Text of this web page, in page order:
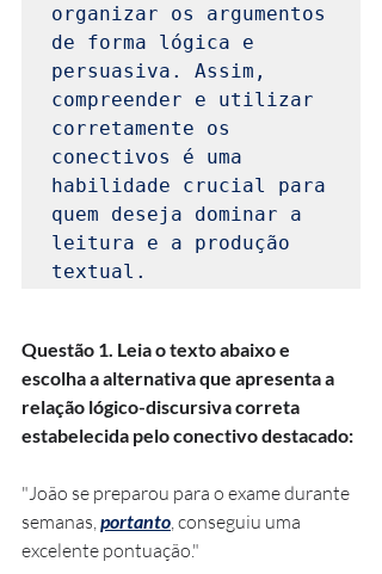
organizar os argumentos
de forma lógica e
persuasiva. Assim,
compreender e utilizar
corretamente os
conectivos é uma
habilidade crucial para
quem deseja dominar a
leitura e a produção
textual.
Questão 1. Leia o texto abaixo e
escolha a alternativa que apresenta a
relação lógico-discursiva correta
estabelecida pelo conectivo destacado:
"João se preparou para o exame durante
semanas, portanto , conseguiu uma
excelente pontuação."